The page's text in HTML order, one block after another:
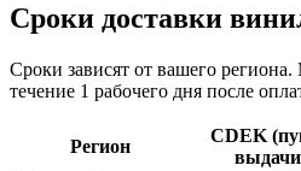
Сроки доставки
Сроки зависят от вашего
течение 1 рабочего дня после
Регион
CDEK